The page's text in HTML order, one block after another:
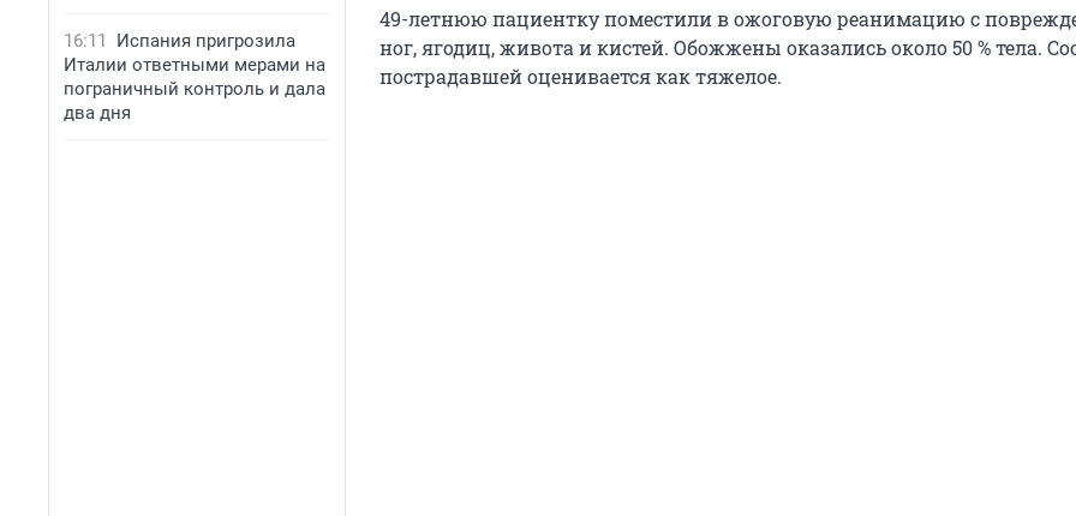
16:11
Испания пригрозила
Италии ответными мерами на
пограничный контроль и дала
два дня
49-летнюю пациентку поместили в ожоговую реанимацию с
ног, ягодиц, живота и кистей. Обожжены оказались около 50 % тела.
пострадавшей оценивается как тяжелое.